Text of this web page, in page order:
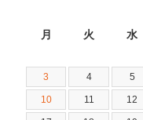
月 火 水
3 4 5
10 11 12